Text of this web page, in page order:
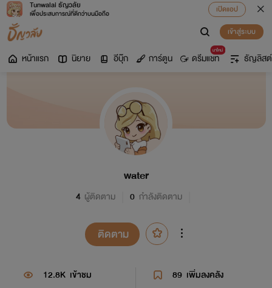
Tunwalai ธัญวลัย
เพื่อประสบการณ์ที่ดีกว่าบนมือถือ
เปิดแอป
เข้าสู่ระบบ
หน้าแรก นิยาย อีบุ๊ก การ์ตูน
มาใหม่
ดรีมแชท ธัญลิสต์
water
4 ผู้ติดตาม 0 กำลังติดตาม
ติดตาม
12.8K เข้าชม 89 เพิ่มลงคลัง